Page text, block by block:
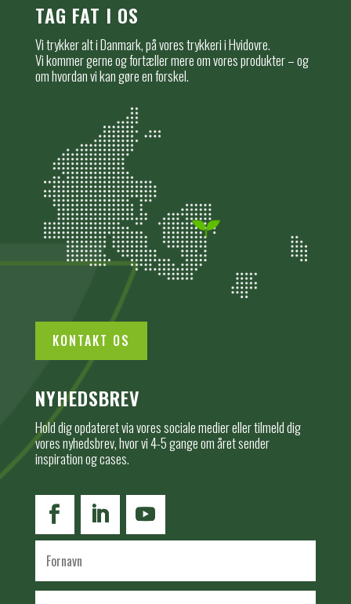
TAG FAT I OS
Vi trykker alt i Danmark, på vores trykkeri i Hvidovre.
Vi kommer gerne og fortæller mere om vores produkter – og
om hvordan vi kan gøre en forskel.
KONTAKT OS
NYHEDSBREV
Hold dig opdateret via vores sociale medier eller tilmeld dig
vores nyhedsbrev, hvor vi 4-5 gange om året sender
inspiration og cases.